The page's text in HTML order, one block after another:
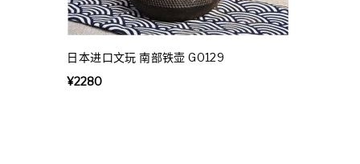
日本进口文玩 南部铁壶 G0129
¥2280